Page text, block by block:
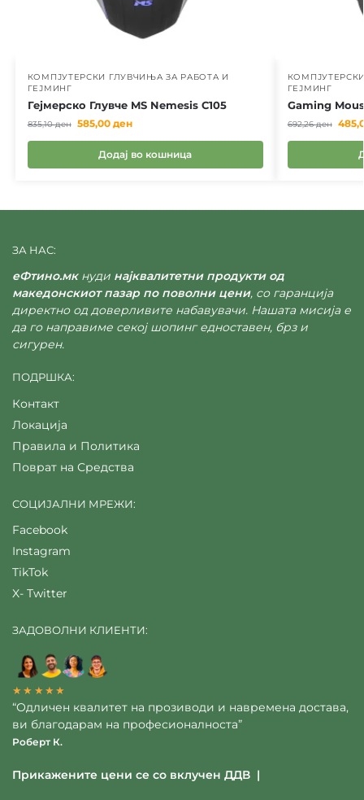
КОМПЈУТЕРСКИ ГЛУВЧИЊА ЗА РАБОТА И
ГЕЈМИНГ
Гејмерско Глувче MS Nemesis C105
835,10ден 585,00 ден
Додај во кошница
ГЕЈМИНГ
Gaming
692,26ден
ЗА НАС:
еФтино.мкнуди најквалитетни продукти од
македонскиот пазар по поволни цени, со гаранција
директно од доверливите набавувачи. Нашата мисија е
да го направиме секој шопинг едноставен, брз и
сигурен.
ПОДРШКА:
Контакт
Локација
Правила и Политика
Поврат на Средства
СОЦИЈАЛНИ МРЕЖИ:
Facebook
Instagram
TikTok
X- Twitter
ЗАДОВОЛНИ КЛИЕНТИ:
★★★★★
“Одличен квалитет на прозиводи и навремена достава,
ви благодарам на професионалноста”
Роберт К.
Прикажените цени се со вклучен ДДВ |